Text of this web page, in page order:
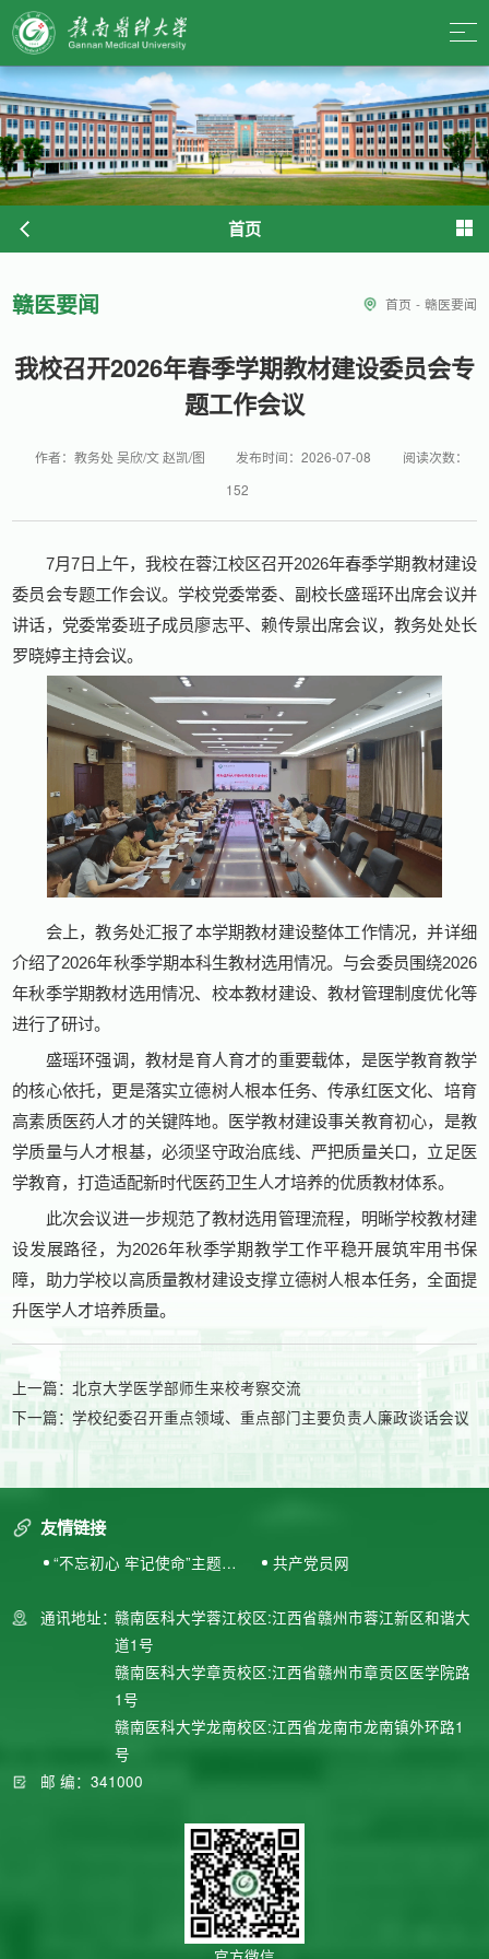
首页
赣医要闻 首页 - 赣医要闻
我校召开2026年春季学期教材建设委员会专
题工作会议
作者：教务处 吴欣/文 赵凯/图 发布时间：2026-07-08
阅读次数：
152
7月7日上午，我校在蓉江校区召开2026年春季学期教材建设
委员会专题工作会议。学校党委常委、副校长盛瑶环出席会议并
讲话，党委常委班子成员廖志平、赖传景出席会议，教务处处长
罗晓婷主持会议。
会上，教务处汇报了本学期教材建设整体工作情况，并详细
介绍了2026年秋季学期本科生教材选用情况。与会委员围绕2026
年秋季学期教材选用情况、校本教材建设、教材管理制度优化等
进行了研讨。
盛瑶环强调，教材是育人育才的重要载体，是医学教育教学
的核心依托，更是落实立德树人根本任务、传承红医文化、培育
高素质医药人才的关键阵地。医学教材建设事关教育初心，是教
学质量与人才根基，必须坚守政治底线、严把质量关口，立足医
学教育，打造适配新时代医药卫生人才培养的优质教材体系。
此次会议进一步规范了教材选用管理流程，明晰学校教材建
设发展路径，为2026年秋季学期教学工作平稳开展筑牢用书保
障，助力学校以高质量教材建设支撑立德树人根本任务，全面提
升医学人才培养质量。
上一篇：北京大学医学部师生来校考察交流
下一篇：学校纪委召开重点领域、重点部门主要负责人廉政谈话会议
友情链接
“不忘初心 牢记使命”主题教
共产党员网
通讯地址：赣南医科大学蓉江校区:江西省赣州市蓉江新区和谐大
道1号
赣南医科大学章贡校区:江西省赣州市章贡区医学院路
1号
赣南医科大学龙南校区:江西省龙南市龙南镇外环路1
号
邮 编：341000